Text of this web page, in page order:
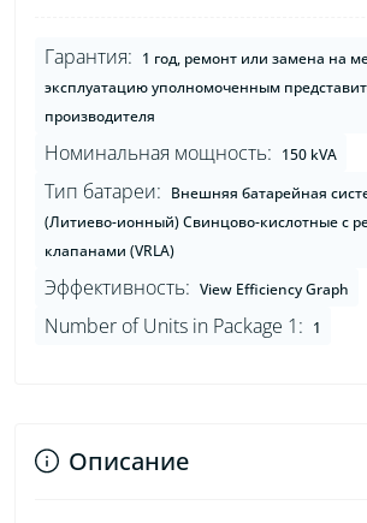
Гарантия: 1 год, ремонт или замена на
эксплуатацию уполномоченным
производителя
Номинальная мощность: 150 kVA
Тип батареи: Внешняя батарейная
(Литиево-ионный) Свинцово-кислотные с
клапанами (VRLA)
Эффективность: View Efficiency Graph
Number of Units in Package 1: 1
Описание